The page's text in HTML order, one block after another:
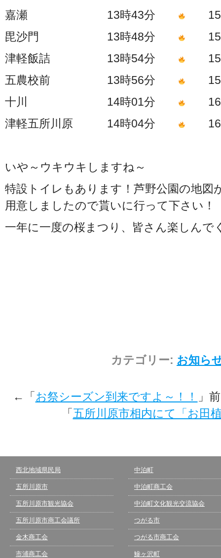
嘉瀬 13時43分
15
毘沙門 13時48分
15
津軽飯詰 13時54分
15
五農校前 13時56分
15
十川 14時01分
16
津軽五所川原 14時04分
16
いや～ウキウキしますね～
特設トイレもあります！芦野公園の地図
用意しましたので貰いに行って下さい！
一年に一度の桜まつり、皆さん楽しんで
カテゴリー: お知ら
←「お祭シーズン到来ですよ～！！
」
「五所川原市相内にて「お田
西北地域県民局
五所川原市
五所川原市観光協会
五所川原市商工会議所
金木商工会
市浦商工会
中泊町
中泊町商工会
中泊町文化観光交流協会
つがる市
つがる市商工会
鰺ヶ沢町